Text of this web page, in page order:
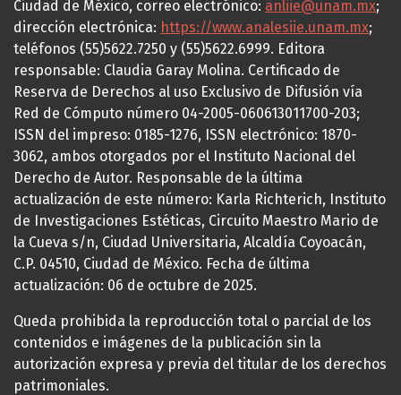
Ciudad de México, correo electrónico: anliie@unam.mx;
dirección electrónica: https://www.analesiie.unam.mx;
teléfonos (55)5622.7250 y (55)5622.6999. Editora
responsable: Claudia Garay Molina. Certificado de
Reserva de Derechos al uso Exclusivo de Difusión vía
Red de Cómputo número 04-2005-060613011700-203;
ISSN del impreso: 0185-1276, ISSN electrónico: 1870-
3062, ambos otorgados por el Instituto Nacional del
Derecho de Autor. Responsable de la última
actualización de este número: Karla Richterich, Instituto
de Investigaciones Estéticas, Circuito Maestro Mario de
la Cueva s/n, Ciudad Universitaria, Alcaldía Coyoacán,
C.P. 04510, Ciudad de México. Fecha de última
actualización: 06 de octubre de 2025.
Queda prohibida la reproducción total o parcial de los
contenidos e imágenes de la publicación sin la
autorización expresa y previa del titular de los derechos
patrimoniales.